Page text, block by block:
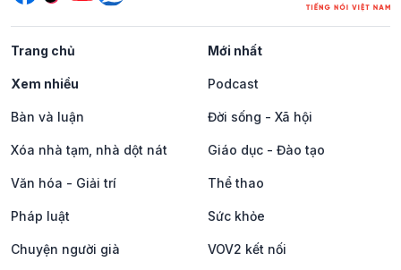
Trang chủ Mới nhất
Xem nhiều Podcast
Bàn và luận Đời sống - Xã hội
Xóa nhà tạm, nhà dột nát Giáo dục - Đào tạo
Văn hóa - Giải trí Thể thao
Pháp luật Sức khỏe
Chuyện người già VOV2 kết nối